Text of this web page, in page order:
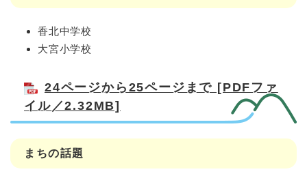
香北中学校
大宮小学校
24ページから25ページまで [PDFファ
イル／2.32MB]
まちの話題